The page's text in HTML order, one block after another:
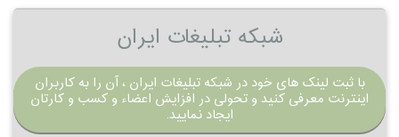
شبکه تبلیغات ایران
با ثبت لینک های خود در شبکه تبلیغات ایران ، آن را به کاربران
اینترنت معرفی کنید و تحولی در افزایش اعضاء و کسب و کارتان
ایجاد نمایید.